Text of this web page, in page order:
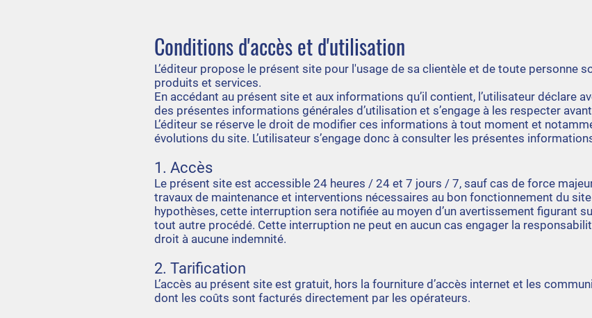
Conditions d'accès et d'utilisation
L’éditeur propose le présent site pour l'usage de sa clientèle et de toute personne
produits et services.
En accédant au présent site et aux informations qu’il contient, l’utilisateur déclare
des présentes informations générales d’utilisation et s’engage à les respecter
L’éditeur se réserve le droit de modifier ces informations à tout moment et
évolutions du site. L’utilisateur s’engage donc à consulter les présentes
1. Accès
Le présent site est accessible 24 heures / 24 et 7 jours / 7, sauf cas de force
travaux de maintenance et interventions nécessaires au bon fonctionnement du
hypothèses, cette interruption sera notifiée au moyen d’un avertissement figurant
tout autre procédé. Cette interruption ne peut en aucun cas engager la
droit à aucune indemnité.
2. Tarification
L’accès au présent site est gratuit, hors la fourniture d’accès internet et les
dont les coûts sont facturés directement par les opérateurs.